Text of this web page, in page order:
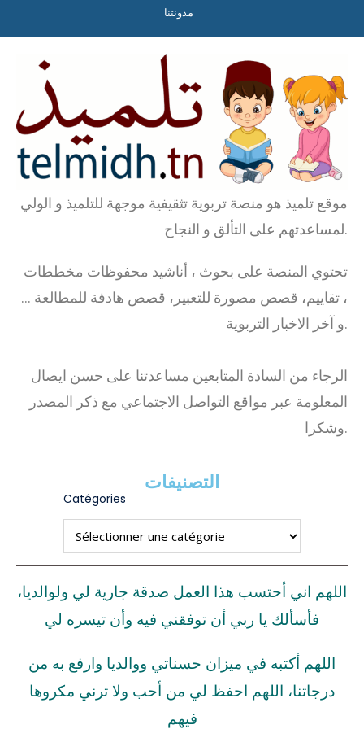
مدونتنا
موقع تلميذ هو منصة تربوية تثقيفية موجهة للتلميذ و الولي
لمساعدتهم على التألق و النجاح.
تحتوي المنصة على بحوث ، أناشيد محفوظات مخططات
، تقاييم، قصص مصورة للتعبير، قصص هادفة للمطالعة …
و آخر الاخبار التربوية.
الرجاء من السادة المتابعين مساعدتنا على حسن ايصال
المعلومة عبر مواقع التواصل الاجتماعي مع ذكر المصدر
وشكرا.
التصنيفات
Catégories
اللهم اني أحتسب هذا العمل صدقة جارية لي ولوالديا،
فأسألك يا ربي أن توفقني فيه وأن تيسره لي
اللهم أكتبه في ميزان حسناتي ووالديا وارفع به من
درجاتنا، اللهم احفظ لي من أحب ولا ترني مكروها
فيهم